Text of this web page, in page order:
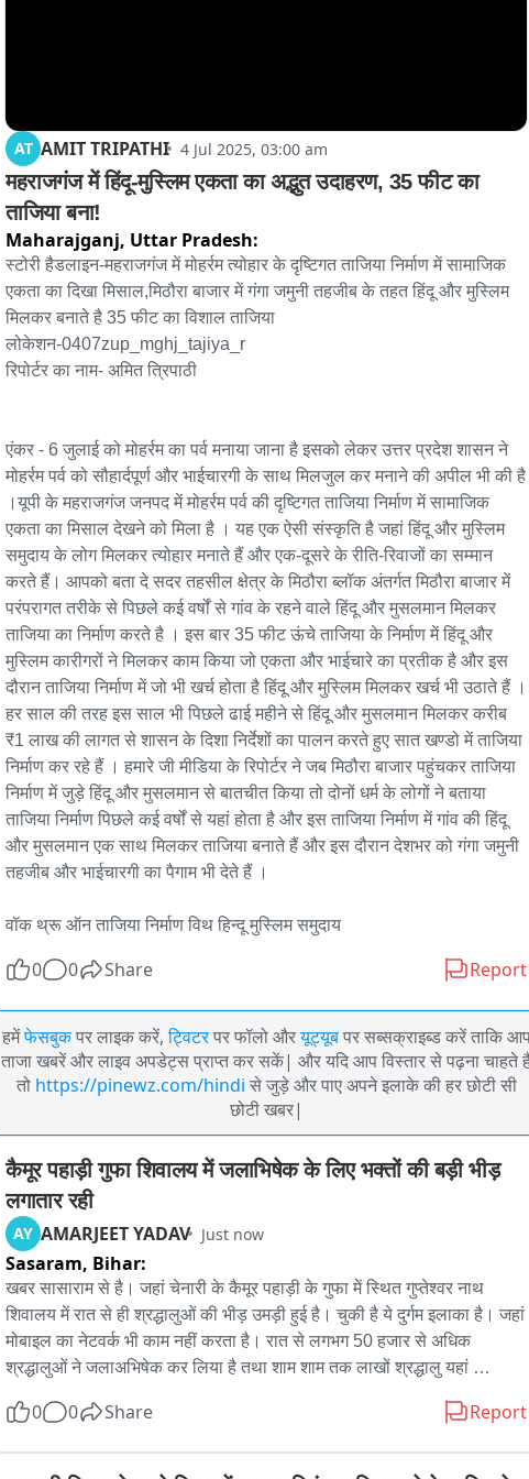
AT AMIT TRIPATHI 4 Jul 2025, 03:00 am
महराजगंज में हिंदू-मुस्लिम एकता का अद्भुत उदाहरण, 35 फीट का
ताजिया बना!
Maharajganj, Uttar Pradesh:
स्टोरी हैडलाइन-महराजगंज में मोहर्रम त्योहार के दृष्टिगत ताजिया निर्माण में सामाजिक
एकता का दिखा मिसाल,मिठौरा बाजार में गंगा जमुनी तहजीब के तहत हिंदू और मुस्लिम
मिलकर बनाते है 35 फीट का विशाल ताजिया
लोकेशन-0407zup_mghj_tajiya_r
रिपोर्टर का नाम- अमित त्रिपाठी
एंकर - 6 जुलाई को मोहर्रम का पर्व मनाया जाना है इसको लेकर उत्तर प्रदेश शासन ने
मोहर्रम पर्व को सौहार्दपूर्ण और भाईचारगी के साथ मिलजुल कर मनाने की अपील भी की है
।यूपी के महराजगंज जनपद में मोहर्रम पर्व की दृष्टिगत ताजिया निर्माण में सामाजिक
एकता का मिसाल देखने को मिला है । यह एक ऐसी संस्कृति है जहां हिंदू और मुस्लिम
समुदाय के लोग मिलकर त्योहार मनाते हैं और एक-दूसरे के रीति-रिवाजों का सम्मान
करते हैं। आपको बता दे सदर तहसील क्षेत्र के मिठौरा ब्लॉक अंतर्गत मिठौरा बाजार में
परंपरागत तरीके से पिछले कई वर्षों से गांव के रहने वाले हिंदू और मुसलमान मिलकर
ताजिया का निर्माण करते है । इस बार 35 फीट ऊंचे ताजिया के निर्माण में हिंदू और
मुस्लिम कारीगरों ने मिलकर काम किया जो एकता और भाईचारे का प्रतीक है और इस
दौरान ताजिया निर्माण में जो भी खर्च होता है हिंदू और मुस्लिम मिलकर खर्च भी उठाते हैं ।
हर साल की तरह इस साल भी पिछले ढाई महीने से हिंदू और मुसलमान मिलकर करीब
₹1 लाख की लागत से शासन के दिशा निर्देशों का पालन करते हुए सात खण्डो में ताजिया
निर्माण कर रहे हैं । हमारे जी मीडिया के रिपोर्टर ने जब मिठौरा बाजार पहुंचकर ताजिया
निर्माण में जुड़े हिंदू और मुसलमान से बातचीत किया तो दोनों धर्म के लोगों ने बताया
ताजिया निर्माण पिछले कई वर्षों से यहां होता है और इस ताजिया निर्माण में गांव की हिंदू
और मुसलमान एक साथ मिलकर ताजिया बनाते हैं और इस दौरान देशभर को गंगा जमुनी
तहजीब और भाईचारगी का पैगाम भी देते हैं ।
वॉक थ्रू ऑन ताजिया निर्माण विथ हिन्दू मुस्लिम समुदाय
0 0 Share Report
हमेंफेसबुक पर लाइक करें, ट्विटर पर फॉलो औरयूट्यूब पर सब्सक्राइब्ड करें ताकि
ताजा खबरें और लाइव अपडेट्स प्राप्त कर सकें| और यदि आप विस्तार से पढ़ना चाहते
तो https://pinewz.com/hindi से जुड़े और पाए अपने इलाके की हर छोटी सी
छोटी खबर|
कैमूर पहाड़ी गुफा शिवालय में जलाभिषेक के लिए भक्तों की बड़ी भीड़
लगातार रही
AY AMARJEET YADAV Just now
Sasaram, Bihar:
खबर सासाराम से है। जहां चेनारी के कैमूर पहाड़ी के गुफा में स्थित गुप्तेश्वर नाथ
शिवालय में रात से ही श्रद्धालुओं की भीड़ उमड़ी हुई है। चुकी है ये दुर्गम इलाका है। जहां
मोबाइल का नेटवर्क भी काम नहीं करता है। रात से लगभग 50 हजार से अधिक
श्रद्धालुओं ने जलाअभिषेक कर लिया है तथा शाम शाम तक लाखों श्रद्धालु यहां
अवस्थित है। जिसकी सावन में काफी महत्व बढ़ जाती है। जिला प्रशासन के द्वारा यहां
गुफा में किसी तरह की समस्या ना हो। स्थानीय कमेटी भी रात से ही श्रद्धालुओं के लिए
0 0 Share Report